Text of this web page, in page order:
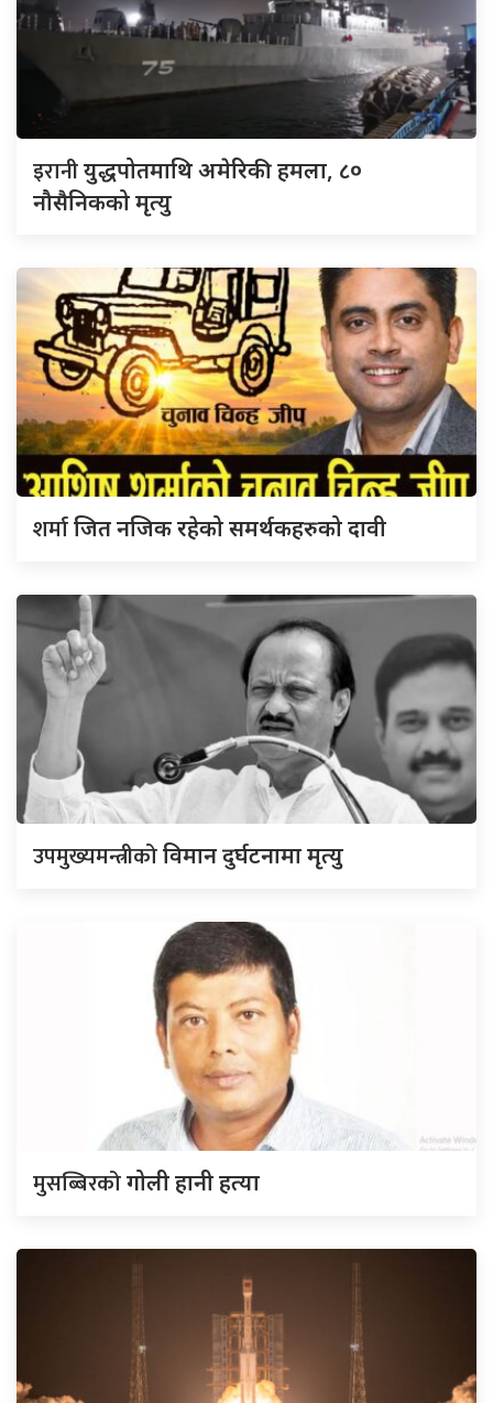
इरानीयुद्धपोतमाथि अमेरिकी हमला, ८०
नौसैनिकको मृत्यु
शर्माजित नजिक रहेको समर्थकहरुको दावी
उपमुख्यमन्त्रीकोविमान दुर्घटनामा मृत्यु
मुसब्बिरकोगोली हानी हत्या